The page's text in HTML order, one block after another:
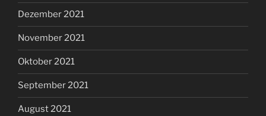
Dezember 2021
November 2021
Oktober 2021
September 2021
August 2021